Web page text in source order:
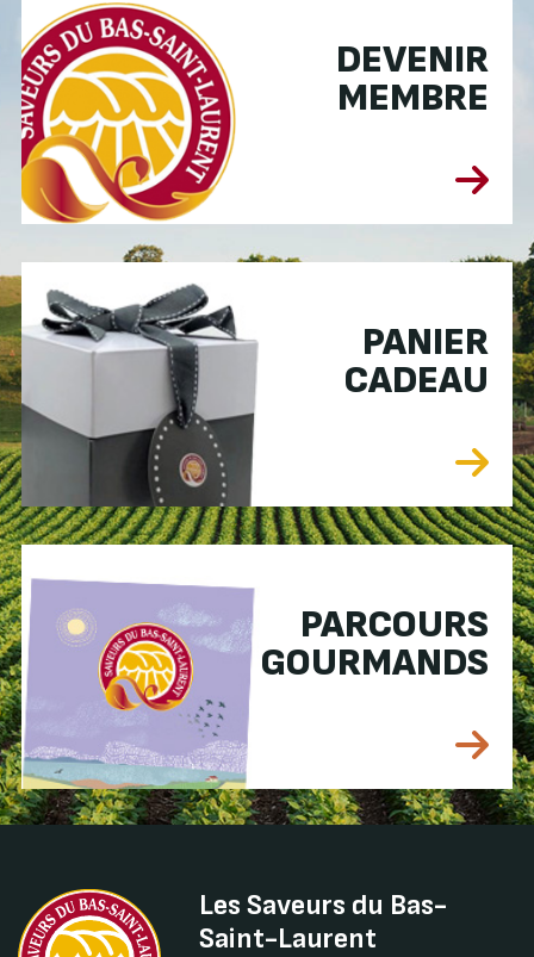
DEVENIR
MEMBRE
PANIER
CADEAU
PARCOURS
GOURMANDS
Les Saveurs du Bas-
Saint-Laurent